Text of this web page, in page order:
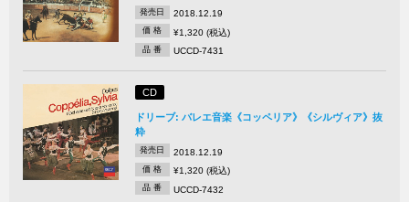
発売日 2018.12.19
価 格 ¥1,320 (税込)
品 番 UCCD-7431
CD
ドリーブ: バレエ音楽《コッペリア》《シルヴィア》抜
粋
発売日 2018.12.19
価 格 ¥1,320 (税込)
品 番 UCCD-7432